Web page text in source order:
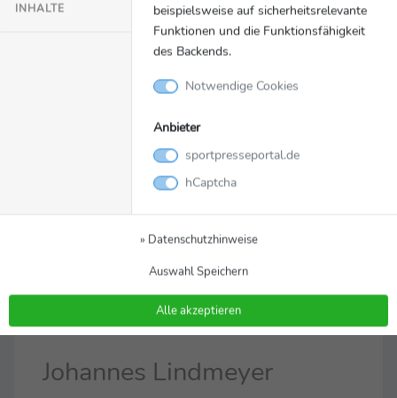
Bild Zurück zur Meldung
Johannes Lindmeyer
INHALTE
beispielsweise auf sicherheitsrelevante
Funktionen und die Funktionsfähigkeit
des Backends.
Notwendige Cookies
Anbieter
sportpresseportal.de
hCaptcha
» Datenschutzhinweise
Auswahl Speichern
Alle akzeptieren